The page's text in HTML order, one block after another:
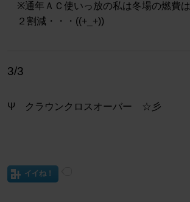
※通年ＡＣ使いっ放の私は冬場の燃費は
２割減・・・((+_+))
3/3
Ψ クラウンクロスオーバー ☆彡
イイね！